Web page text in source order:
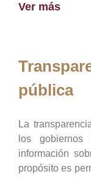
Ver más
pública
La
los
información
propósito es